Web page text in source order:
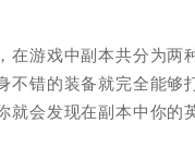
在游戏中副本共分为
不错的装备就完全能
会发现在副本中你的